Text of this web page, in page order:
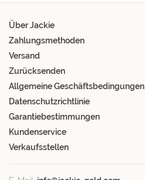
Über Jackie
Zahlungsmethoden
Versand
Zurücksenden
Allgemeine Geschäftsbedingungen
Datenschutzrichtlinie
Garantiebestimmungen
Kundenservice
Verkaufsstellen